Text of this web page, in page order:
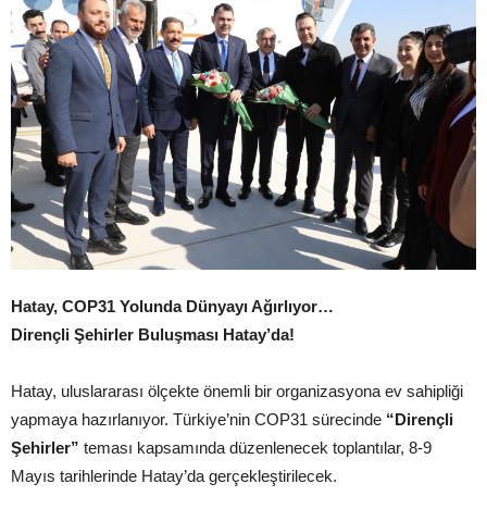
Hatay, COP31 Yolunda Dünyayı Ağırlıyor…
Dirençli Şehirler Buluşması Hatay’da!
Hatay, uluslararası ölçekte önemli bir organizasyona ev sahipliği
yapmaya hazırlanıyor. Türkiye’nin COP31 sürecinde “Dirençli
Şehirler” teması kapsamında düzenlenecek toplantılar, 8-9
Mayıs tarihlerinde Hatay’da gerçekleştirilecek.